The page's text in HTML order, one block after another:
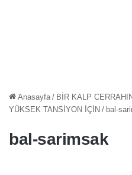
Anasayfa / BİR KALP
YÜKSEK TANSİYON İÇİN / bal-
bal-sarimsak